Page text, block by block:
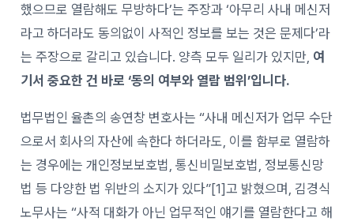
했으므로 열람해도 무방하다’는 주장과 ‘아무리 사내 메신저
라고 하더라도 동의없이 사적인 정보를 보는 것은 문제다’라
는 주장으로 갈리고 있습니다. 양측 모두 일리가 있지만, 여
기서 중요한 건 바로 ‘동의 여부와 열람 범위’입니다.
법무법인 율촌의 송연창 변호사는 “사내 메신저가 업무 수단
으로서 회사의 자산에 속한다 하더라도, 이를 함부로 열람하
는 경우에는 개인정보보호법, 통신비밀보호법, 정보통신망
법 등 다양한 법 위반의 소지가 있다”[1]고 밝혔으며, 김경식
노무사는 “사적 대화가 아닌 업무적인 얘기를 열람한다고 해